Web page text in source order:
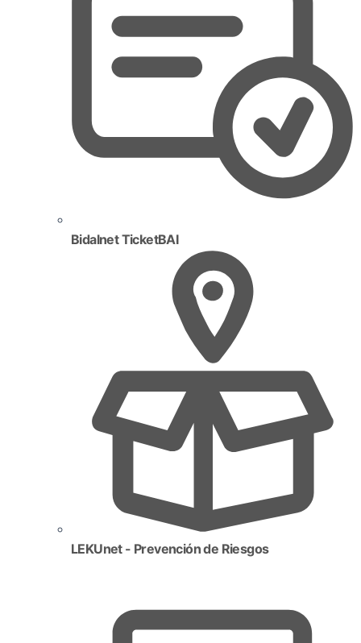
Bidalnet TicketBAI
LEKUnet - Prevención de Riesgos